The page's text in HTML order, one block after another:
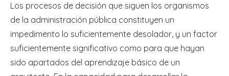
Los procesos de decisión que siguen los organismos
de la administración pública constituyen un
impedimento lo suficientemente desolador, y un factor
suficientemente significativo como para que hayan
sido apartados del aprendizaje básico de un